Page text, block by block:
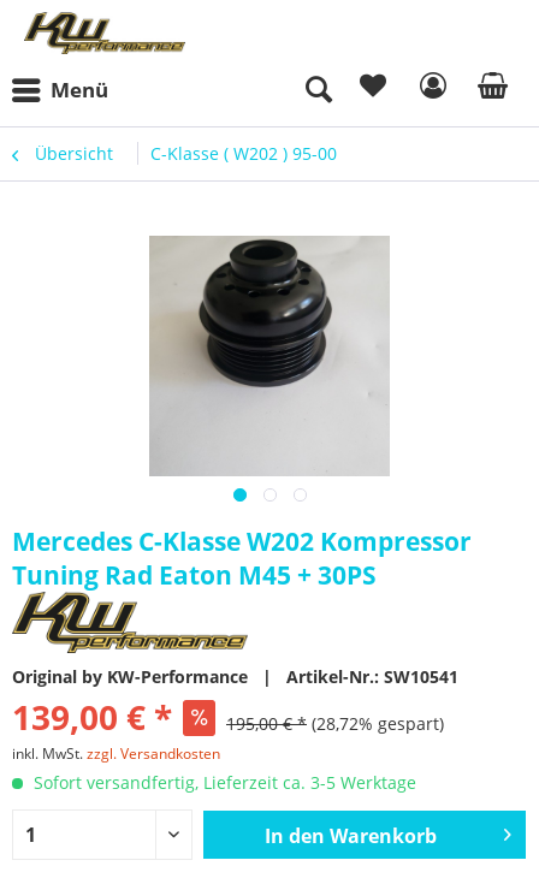
Menü
Übersicht C-Klasse ( W202 ) 95-00
Mercedes C-Klasse W202 Kompressor
Tuning Rad Eaton M45 + 30PS
Original by KW-Performance | Artikel-Nr.: SW10541
139,00 € * 195,00 € * (28,72% gespart)
inkl. MwSt.zzgl. Versandkosten
Sofort versandfertig, Lieferzeit ca. 3-5 Werktage
In den Warenkorb